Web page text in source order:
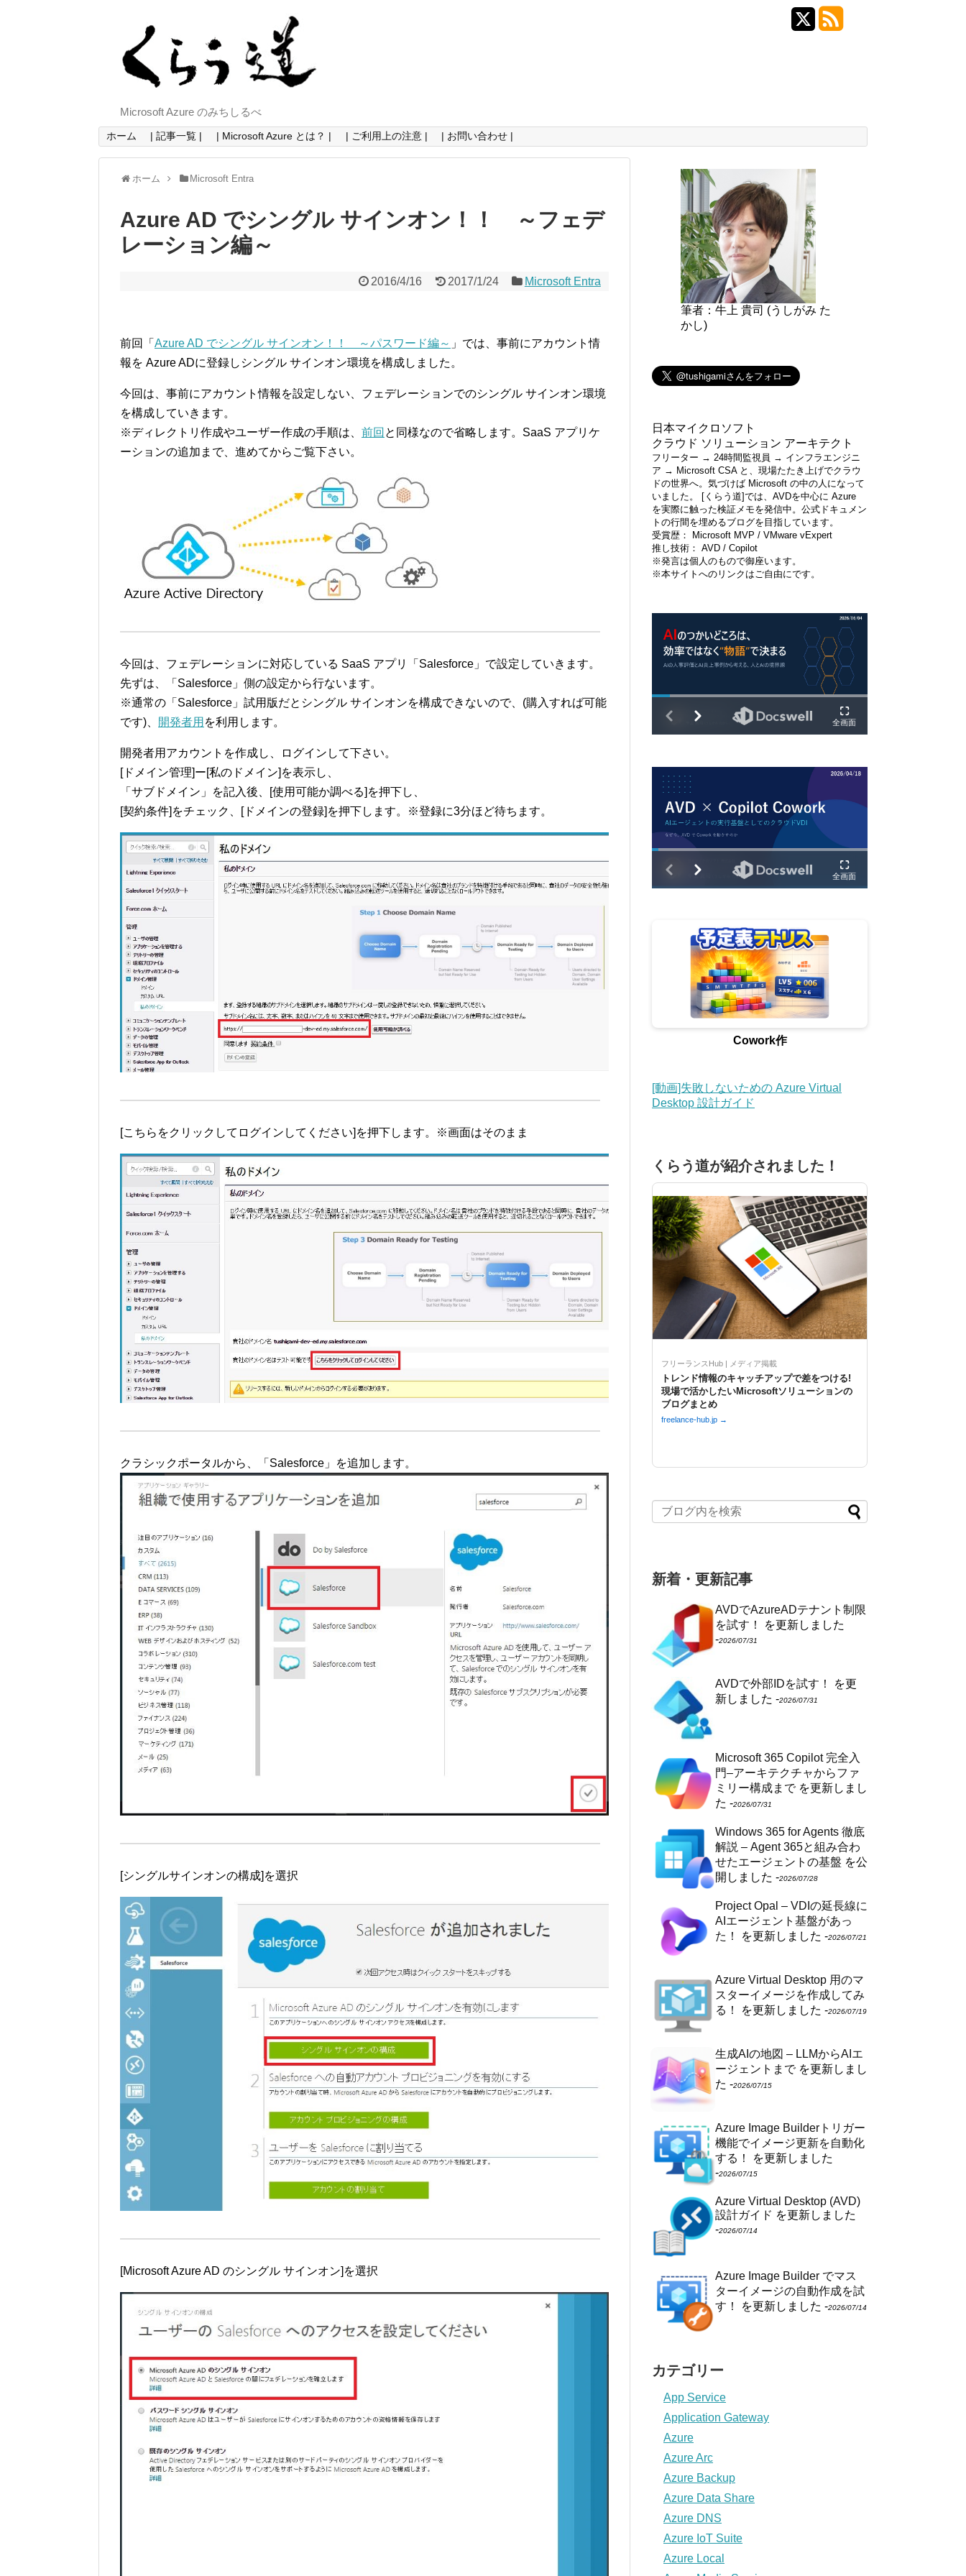
Microsoft Azure のみちしるべ
ホーム | 記事一覧 | | Microsoft Azure とは？ | | ご利用上の注意 | | お問い合わせ |
ホーム Microsoft Entra
Azure AD でシングル サインオン！！ ～フェデ
レーション編～
2016/4/16 2017/1/24 Microsoft Entra
前回「 Azure AD でシングル サインオン！！ ～パスワード編～ 」では、事前にアカウント情
報を Azure ADに登録しシングル サインオン環境を構成しました。
今回は、事前にアカウント情報を設定しない、フェデレーションでのシングル サインオン環境
を構成していきます。
※ディレクトリ作成やユーザー作成の手順は、 前回 と同様なので省略します。SaaS アプリケ
ーションの追加まで、進めてからご覧下さい。
今回は、フェデレーションに対応している SaaS アプリ「Salesforce」で設定していきます。
先ずは、「Salesforce」側の設定から行ないます。
※通常の「Salesforce」試用版だとシングル サインオンを構成できないので、(購入すれば可能
です)、
開発者用 を利用します。
開発者用アカウントを作成し、ログインして下さい。
[ドメイン管理]ー[私のドメイン]を表示し、
「サブドメイン」を記入後、[使用可能か調べる]を押下し、
[契約条件]をチェック、[ドメインの登録]を押下します。※登録に3分ほど待ちます。
[こちらをクリックしてログインしてください]を押下します。※画面はそのまま
クラシックポータルから、「Salesforce」を追加します。
[シングルサインオンの構成]を選択
[Microsoft Azure AD のシングル サインオン]を選択
筆者：牛上 貴司 (うしがみ た
かし)
日本マイクロソフト
クラウド ソリューション アーキテクト
フリーター → 24時間監視員 → インフラエンジニ
ア → Microsoft CSA と、現場たたき上げでクラウ
ドの世界へ。気づけば Microsoft の中の人になって
いました。 [くらう道]では、AVDを中心に Azure
を実際に触った検証メモを発信中。公式ドキュメン
トの行間を埋めるブログを目指しています。
受賞歴： Microsoft MVP / VMware vExpert
推し技術： AVD / Copilot
※発言は個人のもので御座います。
※本サイトへのリンクはご自由にです。
Cowork作
[動画]失敗しないための Azure Virtual
Desktop 設計ガイド
くらう道が紹介されました！
フリーランスHub | メディア掲載
トレンド情報のキャッチアップで差をつける!
現場で活かしたいMicrosoftソリューションの
ブログまとめ
freelance-hub.jp →
新着・更新記事
AVDでAzureADテナント制限
を試す！
を更新しました
-2026/07/31
AVDで外部IDを試す！
を更
新しました -2026/07/31
Microsoft 365 Copilot 完全入
門–アーキテクチャからファ
ミリー構成までを更新しまし
た -2026/07/31
Windows 365 for Agents 徹底
解説 – Agent 365と組み合わ
せたエージェントの基盤 を公
開しました -2026/07/28
Project Opal – VDIの延長線に
AIエージェント基盤があっ
た！
を更新しました -2026/07/21
Azure Virtual Desktop 用のマ
スターイメージを作成してみ
る！
を更新しました -2026/07/19
生成AIの地図 – LLMからAIエ
ージェントまでを更新しまし
た -2026/07/15
Azure Image Builderトリガー
機能でイメージ更新を自動化
する！
を更新しました
-2026/07/15
Azure Virtual Desktop (AVD)
設計ガイド を更新しました
-2026/07/14
Azure Image Builder でマス
ターイメージの自動作成を試
す！
を更新しました -2026/07/14
カテゴリー
App Service
Application Gateway
Azure
Azure Arc
Azure Backup
Azure Data Share
Azure DNS
Azure IoT Suite
Azure Local